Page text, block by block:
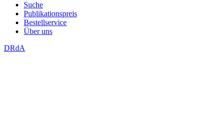
Suche
Publikationspreis
Bestellservice
Über uns
DRdA